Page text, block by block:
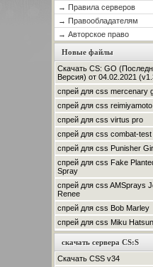
→ Правила серверов
→ Правообладателям
→ Авторское право
Новые файлы
Скачать CS: GO
Версия) от 04.02.2021
спрей для css mercenary
спрей для css reimiyamoto
спрей для css virtus pro
спрей для css combat-test
спрей для css Punisher
спрей для css Fake
Spray
спрей для css AMSprays
Renee
спрей для css Bob Marley
спрей для css Miku
скачать сервера CS:S
Скачать CSS v34